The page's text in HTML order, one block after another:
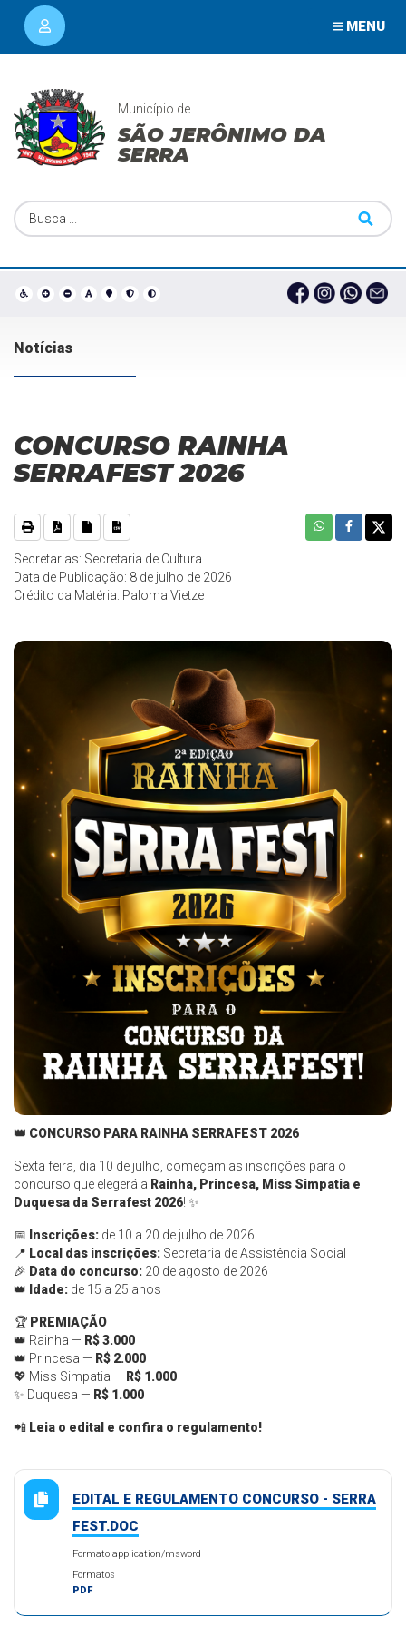
MENU
Município de
SÃO JERÔNIMO DA
SERRA
Notícias
CONCURSO RAINHA
SERRAFEST 2026
Secretarias: Secretaria de Cultura
Data de Publicação: 8 de julho de 2026
Crédito da Matéria: Paloma Vietze
👑 CONCURSO PARA RAINHA SERRAFEST 2026
Sexta feira, dia 10 de julho, começam as inscrições para o
concurso que elegerá a Rainha, Princesa, Miss Simpatia e
Duquesa da Serrafest 2026! ✨
📅 Inscrições: de 10 a 20 de julho de 2026
📍 Local das inscrições: Secretaria de Assistência Social
🎉 Data do concurso: 20 de agosto de 2026
👑 Idade: de 15 a 25 anos
🏆 PREMIAÇÃO
👑 Rainha — R$ 3.000
👑 Princesa — R$ 2.000
💖 Miss Simpatia — R$ 1.000
✨ Duquesa — R$ 1.000
📲 Leia o edital e confira o regulamento!
EDITAL E REGULAMENTO CONCURSO - SERRA
FEST.DOC
Formato application/msword
Formatos
PDF